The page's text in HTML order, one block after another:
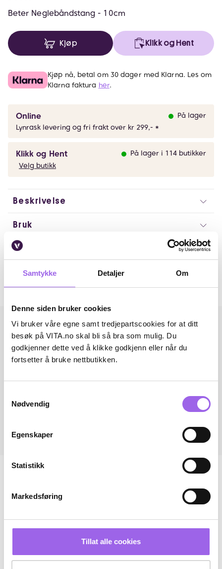
Samtykke Detaljer Om
Denne siden bruker cookies
Vi bruker våre egne samt tredjepartscookies for at ditt
besøk på VITA.no skal bli så bra som mulig. Du
godkjenner dette ved å klikke godkjenn eller når du
fortsetter å bruke nettbutikken.
Nødvendig
Egenskaper
Statistikk
Markedsføring
Tillat alle cookies
Beter Neglebåndstang - 10cm
Kjøp Klikk og Hent
Kjøp nå, betal om 30 dager med Klarna. Les om
Klarna faktura her.
Online
På lager
Lynrask levering og fri frakt over kr 299,- *
Klikk og Hent
På lager i 114 butikker
Velg butikk
Beskrivelse
Bruk
Artikkelnummer: 80118
Omtaler
Andre har også kjøpt..